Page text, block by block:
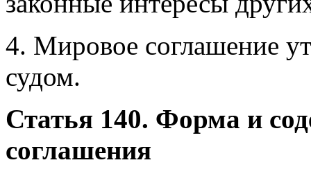
4. Мировое соглашение
судом.
Статья 140. Форма и
соглашения